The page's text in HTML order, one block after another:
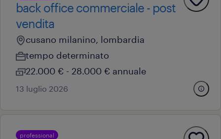
back office commerciale - post
vendita
cusano milanino, lombardia
tempo determinato
22.000 € - 28.000 € annuale
13 luglio 2026
professional